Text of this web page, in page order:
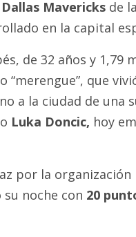
Mavericksde
en la capital
de 32 años y 1,79
que
a la ciudad de una
Luka Doncic, hoy
por la organización
noche con 20